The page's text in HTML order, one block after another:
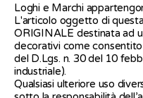
Loghi e Marchi
L'articolo oggetto di
ORIGINALE destinata ad
decorativi come
del D.Lgs. n. 30 del 10
industriale).
Qualsiasi ulteriore uso